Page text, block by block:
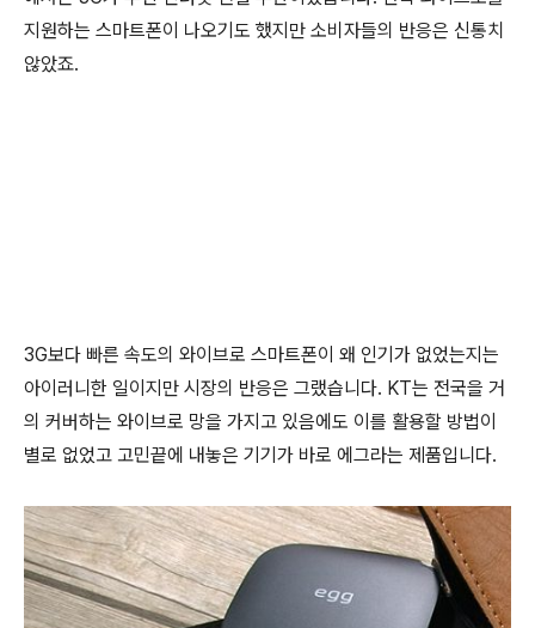
지원하는 스마트폰이 나오기도 했지만 소비자들의 반응은 신통치
않았죠.
3G보다 빠른 속도의 와이브로 스마트폰이 왜 인기가 없었는지는
아이러니한 일이지만 시장의 반응은 그랬습니다. KT는 전국을 거
의 커버하는 와이브로 망을 가지고 있음에도 이를 활용할 방법이
별로 없었고 고민끝에 내놓은 기기가 바로 에그라는 제품입니다.